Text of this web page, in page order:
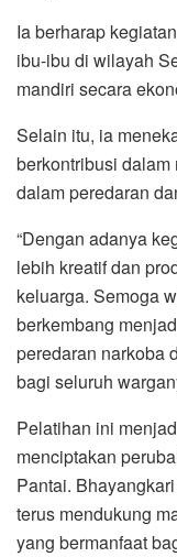
Ia berharap
ibu-ibu di wilayah
mandiri secara
Selain itu, ia
berkontribusi
dalam peredaran
“Dengan adanya
lebih kreatif dan
keluarga. Semoga
berkembang
peredaran narkoba
bagi seluruh
Pelatihan ini
menciptakan
Pantai.
terus mendukung
yang bermanfaat